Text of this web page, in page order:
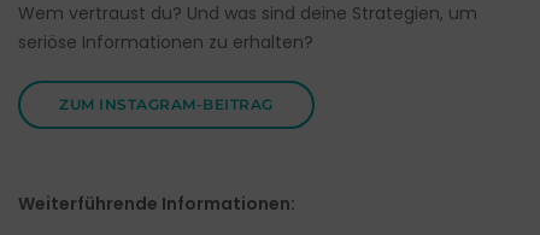
Wem vertraust du? Und was sind deine Strategien, um
seriöse Informationen zu erhalten?
ZUM INSTAGRAM-BEITRAG
Weiterführende Informationen: